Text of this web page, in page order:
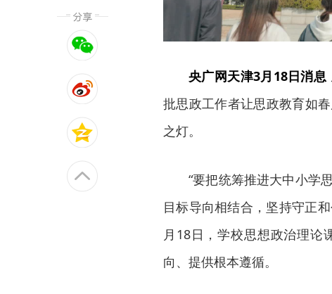
央广网天津3月18日消息
批思政工作者让思政教育如
之灯。
“要把统筹推进大中小学
目标导向相结合，坚持守正
月18日，学校思想政治理论
向、提供根本遵循。